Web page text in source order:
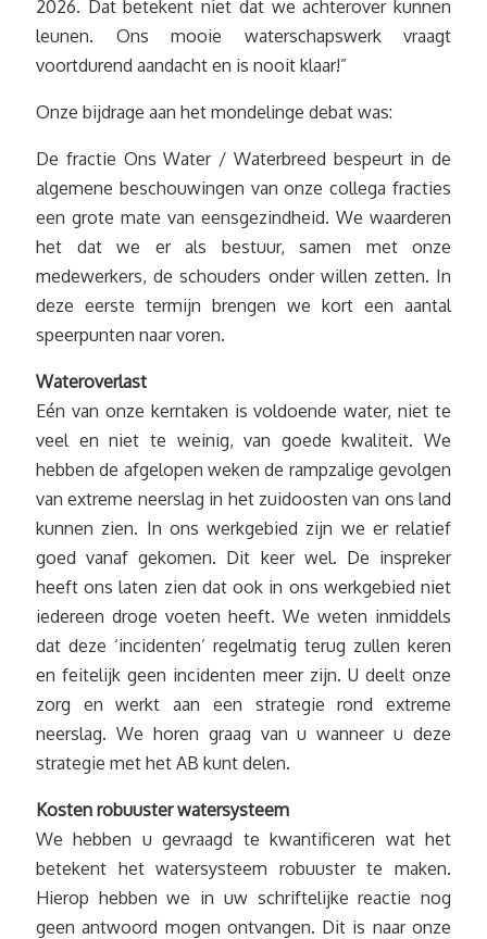
2026. Dat betekent niet dat we achterover kunnen
leunen. Ons mooie waterschapswerk vraagt
voortdurend aandacht en is nooit klaar!”
Onze bijdrage aan het mondelinge debat was:
De fractie Ons Water / Waterbreed bespeurt in de
algemene beschouwingen van onze collega fracties
een grote mate van eensgezindheid. We waarderen
het dat we er als bestuur, samen met onze
medewerkers, de schouders onder willen zetten. In
deze eerste termijn brengen we kort een aantal
speerpunten naar voren.
Wateroverlast
Eén van onze kerntaken is voldoende water, niet te
veel en niet te weinig, van goede kwaliteit. We
hebben de afgelopen weken de rampzalige gevolgen
van extreme neerslag in het zuidoosten van ons land
kunnen zien. In ons werkgebied zijn we er relatief
goed vanaf gekomen. Dit keer wel. De inspreker
heeft ons laten zien dat ook in ons werkgebied niet
iedereen droge voeten heeft. We weten inmiddels
dat deze ‘incidenten’ regelmatig terug zullen keren
en feitelijk geen incidenten meer zijn. U deelt onze
zorg en werkt aan een strategie rond extreme
neerslag. We horen graag van u wanneer u deze
strategie met het AB kunt delen.
Kosten robuuster watersysteem
We hebben u gevraagd te kwantificeren wat het
betekent het watersysteem robuuster te maken.
Hierop hebben we in uw schriftelijke reactie nog
geen antwoord mogen ontvangen. Dit is naar onze